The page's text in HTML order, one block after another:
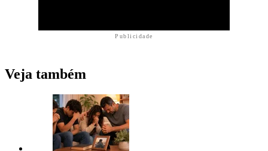
Publicidade
Veja também